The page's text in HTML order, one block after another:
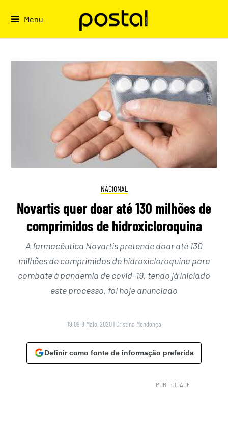
Menu
NACIONAL
Novartis quer doar até 130 milhões de
comprimidos de hidroxicloroquina
A farmacêutica Novartis pretende doar até 130
milhões de comprimidos de hidroxicloroquina para
combate à pandemia de covid-19, tendo já iniciado
este processo, foi hoje anunciado
19:09 8 Maio, 2020 | Cristina Mendonça
Definir como fonte de informação preferida